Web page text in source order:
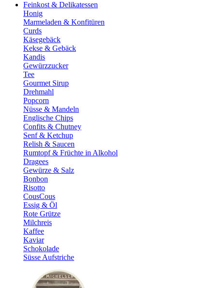
Feinkost & Delikatessen
Honig
Marmeladen & Konfitüren
Curds
Käsegebäck
Kekse & Gebäck
Kandis
Gewürzzucker
Tee
Gourmet Sirup
Drehmahl
Popcorn
Nüsse & Mandeln
Englische Chips
Confits & Chutney
Senf & Ketchup
Relish & Saucen
Rumtopf & Früchte in Alkohol
Dragees
Gewürze & Salz
Bonbon
Risotto
CousCous
Essig & Öl
Rote Grütze
Milchreis
Kaffee
Kaviar
Schokolade
Süsse Aufstriche